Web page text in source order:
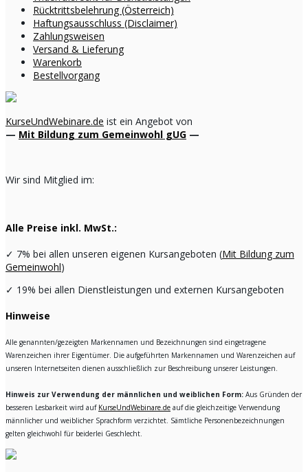
Rücktrittsbelehrung (Österreich)
Haftungsausschluss (Disclaimer)
Zahlungsweisen
Versand & Lieferung
Warenkorb
Bestellvorgang
KurseUndWebinare.de ist ein Angebot von
— Mit Bildung zum Gemeinwohl gUG —
Wir sind Mitglied im:
Alle Preise inkl. MwSt.:
✓ 7% bei allen unseren eigenen Kursangeboten (Mit Bildung zum
Gemeinwohl)
✓ 19% bei allen Dienstleistungen und externen Kursangeboten
Hinweise
Alle genannten/gezeigten Markennamen und Bezeichnungen sind eingetragene
Warenzeichen ihrer Eigentümer. Die aufgeführten Markennamen und Warenzeichen auf
unseren Internetseiten dienen ausschließlich zur Beschreibung unserer Leistungen.
Hinweis zur Verwendung der männlichen und weiblichen Form: Aus Gründen der
besseren Lesbarkeit wird auf KurseUndWebinare.de auf die gleichzeitige Verwendung
männlicher und weiblicher Sprachform verzichtet. Sämtliche Personenbezeichnungen
gelten gleichwohl für beiderlei Geschlecht.